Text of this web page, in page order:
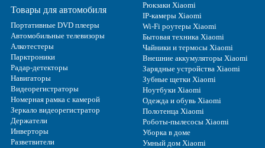
Товары для автомобиля
Портативные DVD плееры
Автомобильные телевизоры
Алкотестеры
Парктроники
Радар-детекторы
Навигаторы
Видеорегистраторы
Номерная рамка с камерой
Зеркало видеорегистратор
Держатели
Инверторы
Разветвители
Рюкзаки Xiaomi
IP-камеры Xiaomi
Wi-Fi роутеры Xiaomi
Бытовая техника Xiaomi
Чайники и термосы Xiaomi
Внешние аккумуляторы Xiaomi
Зарядные устройства Xiaomi
Зубные щетки Xiaomi
Ноутбуки Xiaomi
Одежда и обувь Xiaomi
Полотенца Xiaomi
Роботы-пылесосы Xiaomi
Уборка в доме
Умный дом Xiaomi